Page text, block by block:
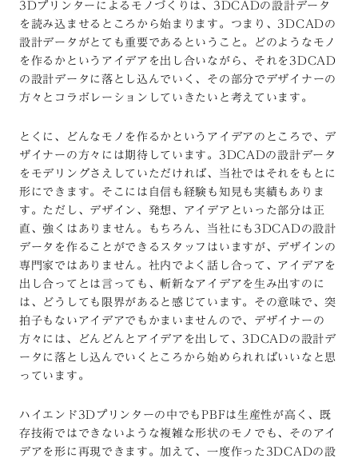
3Dプリンターによるモノづくりは、3DCADの設計データ
を読み込ませるところから始まります。つまり、3DCADの
設計データがとても重要であるということ。どのようなモノ
を作るかというアイデアを出し合いながら、それを3DCAD
の設計データに落とし込んでいく、その部分でデザイナーの
方々とコラボレーションしていきたいと考えています。
とくに、どんなモノを作るかというアイデアのところで、デ
ザイナーの方々には期待しています。3DCADの設計データ
をモデリングさえしていただければ、当社ではそれをもとに
形にできます。そこには自信も経験も知見も実績もありま
す。ただし、デザイン、発想、アイデアといった部分は正
直、強くはありません。もちろん、当社にも3DCADの設計
データを作ることができるスタッフはいますが、デザインの
専門家ではありません。社内でよく話し合って、アイデアを
出し合ってとは言っても、斬新なアイデアを生み出すのに
は、どうしても限界があると感じています。その意味で、突
拍子もないアイデアでもかまいませんので、デザイナーの
方々には、どんどんとアイデアを出して、3DCADの設計デ
ータに落とし込んでいくところから始められればいいなと思
っています。
ハイエンド3Dプリンターの中でもPBFは生産性が高く、既
存技術ではできないような複雑な形状のモノでも、そのアイ
デアを形に再現できます。加えて、一度作った3DCADの設